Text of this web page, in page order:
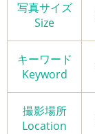
写真サイズ
Size
キーワード
Keyword
撮影場所
Location